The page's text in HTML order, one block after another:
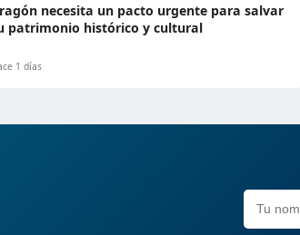
necesita un pacto urgente para salvar
patrimonio histórico y cultural
1 días